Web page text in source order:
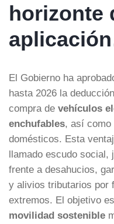
horizonte
El Gobierno ha
hasta 2026 la
compra de vehículos
enchufables, así como
domésticos. Esta
llamado escudo social,
frente a desahucios,
y alivios tributarios por
extremos. El objetivo
movilidad sostenible